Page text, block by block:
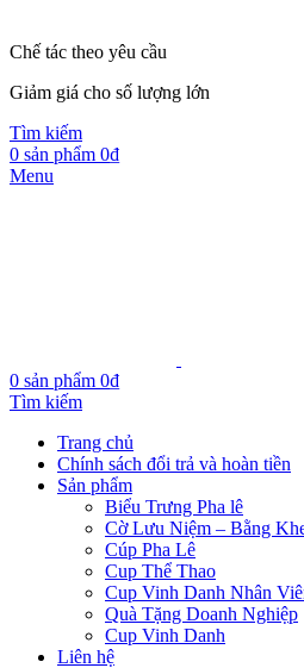
Chế tác theo yêu cầu
Giảm giá cho số lượng lớn
Tìm kiếm
0 sản phẩm 0₫
Menu
0 sản phẩm 0₫
Tìm kiếm
Trang chủ
Chính sách đổi trả và hoàn tiền
Sản phẩm
Biểu Trưng Pha lê
Cờ Lưu Niệm – Bằng
Cúp Pha Lê
Cup Thể Thao
Cup Vinh Danh Nhân
Quà Tặng Doanh Nghiệp
Cup Vinh Danh
Liên hệ